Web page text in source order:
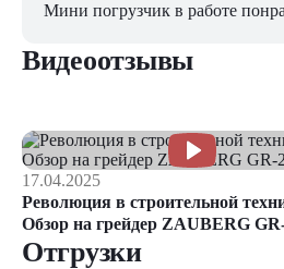
Мини погрузчик в работе
Видеоотзывы
17.04.2025
Революция в строительной
Обзор на грейдер ZAUBERG
Отгрузки